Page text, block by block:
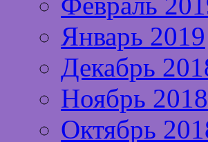
Январь 2019
Декабрь
Ноябрь 2018
Октябрь